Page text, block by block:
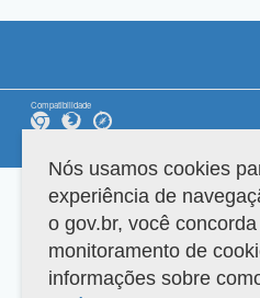
Compatibilidade
Nós usamos cookies
experiência de
o gov.br, você
monitoramento de
informações sobre